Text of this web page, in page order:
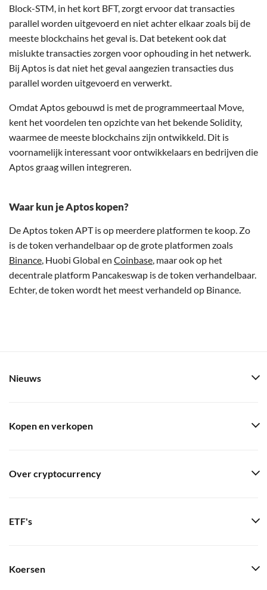
Block-STM, in het kort BFT, zorgt ervoor dat transacties
parallel worden uitgevoerd en niet achter elkaar zoals bij de
meeste blockchains het geval is. Dat betekent ook dat
mislukte transacties zorgen voor ophouding in het netwerk.
Bij Aptos is dat niet het geval aangezien transacties dus
parallel worden uitgevoerd en verwerkt.
Omdat Aptos gebouwd is met de programmeertaal Move,
kent het voordelen ten opzichte van het bekende Solidity,
waarmee de meeste blockchains zijn ontwikkeld. Dit is
voornamelijk interessant voor ontwikkelaars en bedrijven die
Aptos graag willen integreren.
Waar kun je Aptos kopen?
De Aptos token APT is op meerdere platformen te koop. Zo
is de token verhandelbaar op de grote platformen zoals
Binance, Huobi Global en Coinbase, maar ook op het
decentrale platform Pancakeswap is de token verhandelbaar.
Echter, de token wordt het meest verhandeld op Binance.
Nieuws
Kopen en verkopen
Over cryptocurrency
ETF's
Koersen